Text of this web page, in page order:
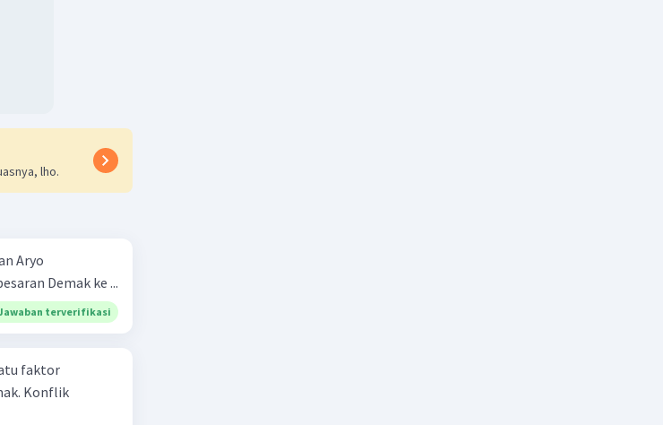
lho.
Aryo
Demak ke ...
terverifikasi
faktor
Konflik